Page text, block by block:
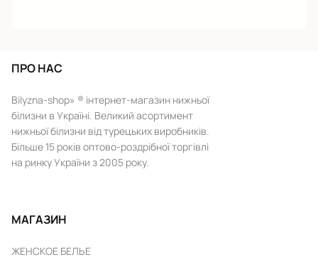
ПРО НАС
Bilyzna-shop» ® інтернет-магазин нижньої
білизни в Україні. Великий асортимент
нижньої білизни від турецьких виробників.
Більше 15 років оптово-роздрібної торгівлі
на ринку України з 2005 року.
МАГАЗИН
ЖЕНСКОЕ БЕЛЬЕ